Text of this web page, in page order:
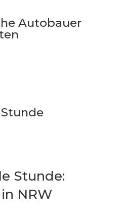
Autobauer
Stunde:
NRW